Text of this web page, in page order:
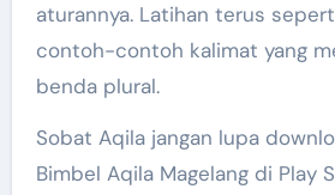
aturannya. Latihan terus
contoh-contoh kalimat yang
benda plural.
Sobat Aqila jangan lupa
Bimbel Aqila Magelang di Play